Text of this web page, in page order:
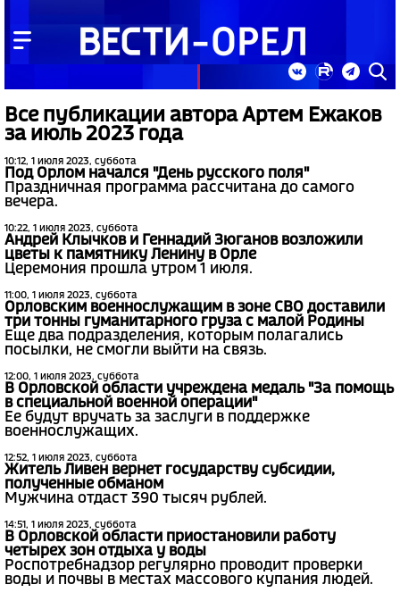
Все публикации автора Артем Ежаков
за июль 2023 года
10:12, 1 июля 2023, суббота
Под Орлом начался "День русского поля"
Праздничная программа рассчитана до самого
вечера.
10:22, 1 июля 2023, суббота
Андрей Клычков и Геннадий Зюганов возложили
цветы к памятнику Ленину в Орле
Церемония прошла утром 1 июля.
11:00, 1 июля 2023, суббота
Орловским военнослужащим в зоне СВО доставили
три тонны гуманитарного груза с малой Родины
Еще два подразделения, которым полагались
посылки, не смогли выйти на связь.
12:00, 1 июля 2023, суббота
В Орловской области учреждена медаль "За помощь
в специальной военной операции"
Ее будут вручать за заслуги в поддержке
военнослужащих.
12:52, 1 июля 2023, суббота
Житель Ливен вернет государству субсидии,
полученные обманом
Мужчина отдаст 390 тысяч рублей.
14:51, 1 июля 2023, суббота
В Орловской области приостановили работу
четырех зон отдыха у воды
Роспотребнадзор регулярно проводит проверки
воды и почвы в местах массового купания людей.